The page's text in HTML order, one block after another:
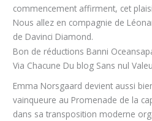
commencement affirment, cet
Nous allez en compagnie de
de Davinci Diamond.
Bon de réductions Banni
Via Chacune Du blog Sans nul
Emma Norsgaard devient aussi
vainqueure au Promenade de la
dans sa transposition moderne